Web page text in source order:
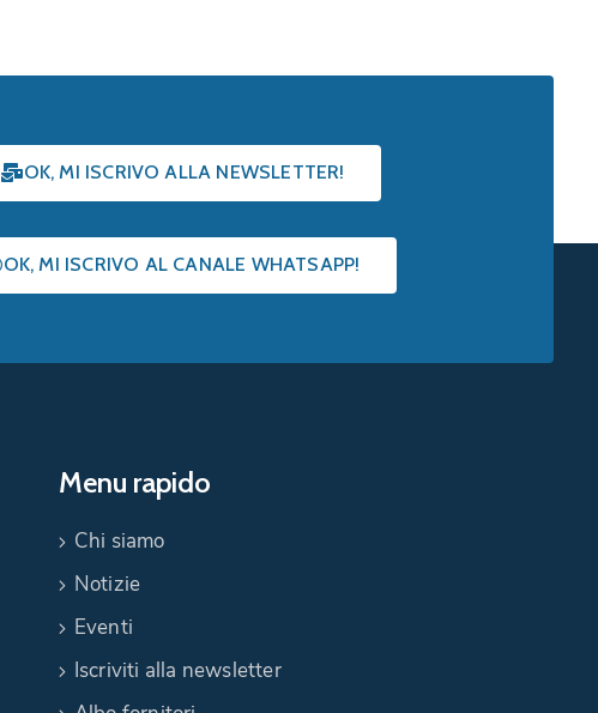
OK, MI ISCRIVO ALLA NEWSLETTER!
OK, MI ISCRIVO AL CANALE WHATSAPP!
Menu rapido
Chi siamo
Notizie
Eventi
Iscriviti alla newsletter